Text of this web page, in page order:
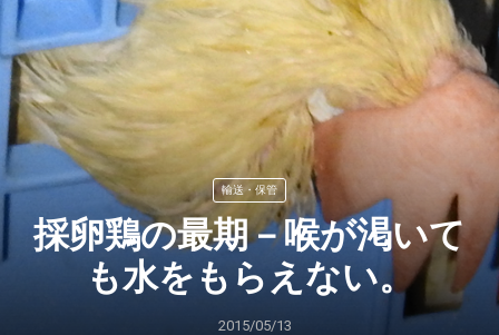
輸送・保管
採卵鶏の最期－喉が渇いて
も水をもらえない。
2015/05/13